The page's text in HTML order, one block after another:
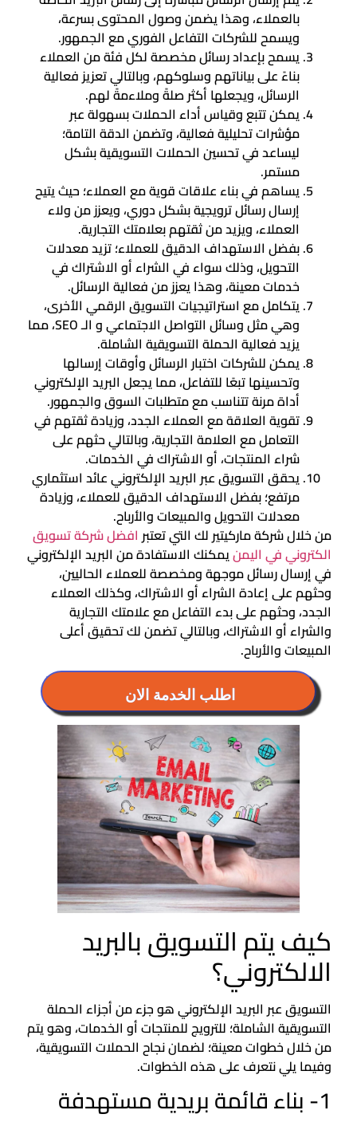
بالعملاء، وهذا يضمن وصول المحتوى بسرعة،
ويسمح للشركات التفاعل الفوري مع الجمهور.
يسمح بإعداد رسائل مخصصة لكل فئة من العملاء
بناءً على بياناتهم وسلوكهم، وبالتالي تعزيز فعالية
الرسائل، ويجعلها أكثر صلةً وملاءمةً لهم.
يمكن تتبع وقياس أداء الحملات بسهولة عبر
مؤشرات تحليلية فعالية، وتضمن الدقة التامة؛
ليساعد في تحسين الحملات التسويقية بشكل
مستمر.
يساهم في بناء علاقات قوية مع العملاء؛ حيث يتيح
إرسال رسائل ترويجية بشكل دوري، ويعزز من ولاء
العملاء، ويزيد من ثقتهم بعلامتك التجارية.
بفضل الاستهداف الدقيق للعملاء؛ تزيد معدلات
التحويل، وذلك سواء في الشراء أو الاشتراك في
خدمات معينة، وهذا يعزز من فعالية الرسائل.
يتكامل مع استراتيجيات التسويق الرقمي الأخرى،
وهي مثل وسائل التواصل الاجتماعي و الـ SEO، مما
يزيد فعالية الحملة التسويقية الشاملة.
يمكن للشركات اختبار الرسائل وأوقات إرسالها
وتحسينها تبعًا للتفاعل، مما يجعل البريد الإلكتروني
أداة مرنة تتناسب مع متطلبات السوق والجمهور.
تقوية العلاقة مع العملاء الجدد، وزيادة ثقتهم في
التعامل مع العلامة التجارية، وبالتالي حثهم على
شراء المنتجات، أو الاشتراك في الخدمات.
يحقق التسويق عبر البريد الإلكتروني عائد استثماري
مرتفع؛ بفضل الاستهداف الدقيق للعملاء، وزيادة
معدلات التحويل والمبيعات والأرباح.
من خلال شركة ماركيتير لك التي تعتبر افضل شركة تسويق
الكتروني في اليمنيمكنك الاستفادة من البريد الإلكتروني
في إرسال رسائل موجهة ومخصصة للعملاء الحاليين،
وحثهم على إعادة الشراء أو الاشتراك، وكذلك العملاء
الجدد، وحثهم على بدء التفاعل مع علامتك التجارية
والشراء أو الاشتراك، وبالتالي تضمن لك تحقيق أعلى
المبيعات والأرباح.
اطلب الخدمة الان
كيف يتم التسويق بالبريد
الالكتروني؟
التسويق عبر البريد الإلكتروني هو جزء من أجزاء الحملة
التسويقية الشاملة؛ للترويج للمنتجات أو الخدمات، وهو يتم
من خلال خطوات معينة؛ لضمان نجاح الحملات التسويقية،
وفيما يلي نتعرف على هذه الخطوات.
1- بناء قائمة بريدية مستهدفة